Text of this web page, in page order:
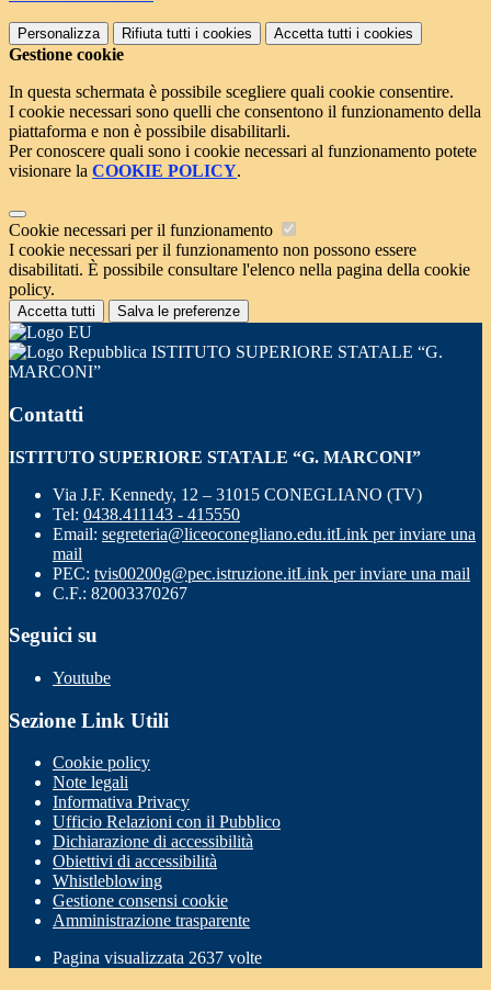
Personalizza Rifiuta tutti i cookies Accetta tutti i cookies
Gestione cookie
In questa schermata è possibile scegliere quali cookie consentire.
I cookie necessari sono quelli che consentono il funzionamento della
piattaforma e non è possibile disabilitarli.
Per conoscere quali sono i cookie necessari al funzionamento potete
visionare la COOKIE POLICY.
Cookie necessari per il funzionamento
I cookie necessari per il funzionamento non possono essere
disabilitati. È possibile consultare l'elenco nella pagina della cookie
policy.
Accetta tutti Salva le preferenze
ISTITUTO SUPERIORE STATALE “G.
MARCONI”
Contatti
ISTITUTO SUPERIORE STATALE “G. MARCONI”
Via J.F. Kennedy, 12 – 31015 CONEGLIANO (TV)
Tel: 0438.411143 - 415550
Email: segreteria@liceoconegliano.edu.itLink per inviare una
mail
PEC: tvis00200g@pec.istruzione.itLink per inviare una mail
C.F.: 82003370267
Seguici su
Youtube
Sezione Link Utili
Cookie policy
Note legali
Informativa Privacy
Ufficio Relazioni con il Pubblico
Dichiarazione di accessibilità
Obiettivi di accessibilità
Whistleblowing
Gestione consensi cookie
Amministrazione trasparente
Pagina visualizzata 2637 volte